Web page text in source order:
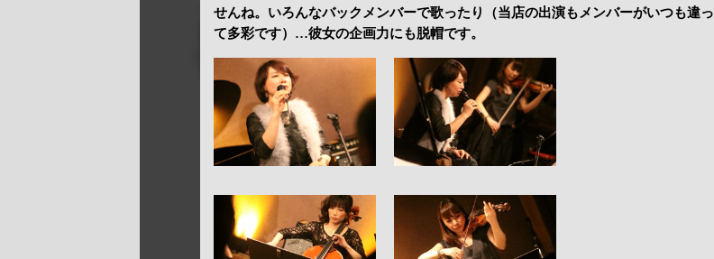
せんね。いろんなバックメンバーで歌ったり（当店の出演もメンバーがいつも違っ
て多彩です）…彼女の企画力にも脱帽です。